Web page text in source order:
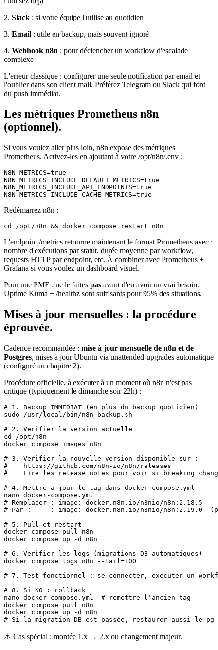
2. Slack : si votre équipe l'utilise au quotidien
3. Email : utile en backup, mais souvent ignoré
4. Webhook n8n : pour déclencher un workflow d'escalade
complexe
L'erreur classique : configurer une seule notification par email et
l'oublier dans son client mail. Préférez Telegram ou Slack qui font
du push immédiat.
Les métriques Prometheus n8n
(optionnel).
Si vous voulez aller plus loin, n8n expose des métriques
Prometheus. Activez-les en ajoutant à votre /opt/n8n/.env :
N8N_METRICS=true
N8N_METRICS_INCLUDE_DEFAULT_METRICS=true
N8N_METRICS_INCLUDE_API_ENDPOINTS=true
N8N_METRICS_INCLUDE_CACHE_METRICS=true
Redémarrez n8n :
cd /opt/n8n && docker compose restart n8n
L'endpoint /metrics retourne maintenant le format Prometheus avec :
nombre d'exécutions par statut, durée moyenne par workflow,
requests HTTP par endpoint, etc. À combiner avec Prometheus +
Grafana si vous voulez un dashboard visuel.
Pour une PME : ne le faites pas avant d'en avoir un vrai besoin.
Uptime Kuma + /healthz sont suffisants pour 95% des situations.
Mises à jour mensuelles : la procédure
éprouvée.
Cadence recommandée : mise à jour mensuelle de n8n et de
Postgres, mises à jour Ubuntu via unattended-upgrades automatique
(configuré au chapitre 2).
Procédure officielle, à exécuter à un moment où n8n n'est pas
critique (typiquement le dimanche soir 22h) :
# 1. Backup IMMEDIAT (en plus du backup quotidien)
sudo /usr/local/bin/n8n-backup.sh
# 2. Verifier la version actuelle
cd /opt/n8n
docker compose images n8n
# 3. Verifier la nouvelle version disponible sur :
#    https://github.com/n8n-io/n8n/releases
#    Lire les release notes pour voir si breaking
# 4. Mettre a jour le tag dans docker-compose.yml
nano docker-compose.yml
# Remplacer : image: docker.n8n.io/n8nio/n8n:2.18.5
# Par :     : image: docker.n8n.io/n8nio/n8n:2.19.0
# 5. Pull et restart
docker compose pull n8n
docker compose up -d n8n
# 6. Verifier les logs (migrations DB automatiques)
docker compose logs n8n --tail=100
# 7. Test fonctionnel : se connecter, executer un
# 8. Si KO : rollback
nano docker-compose.yml  # remettre l'ancien tag
docker compose pull n8n
docker compose up -d n8n
# Si la migration DB est passée, restaurer aussi le
⚠️ Cas spécial : montée 1.x → 2.x ou changement majeur.